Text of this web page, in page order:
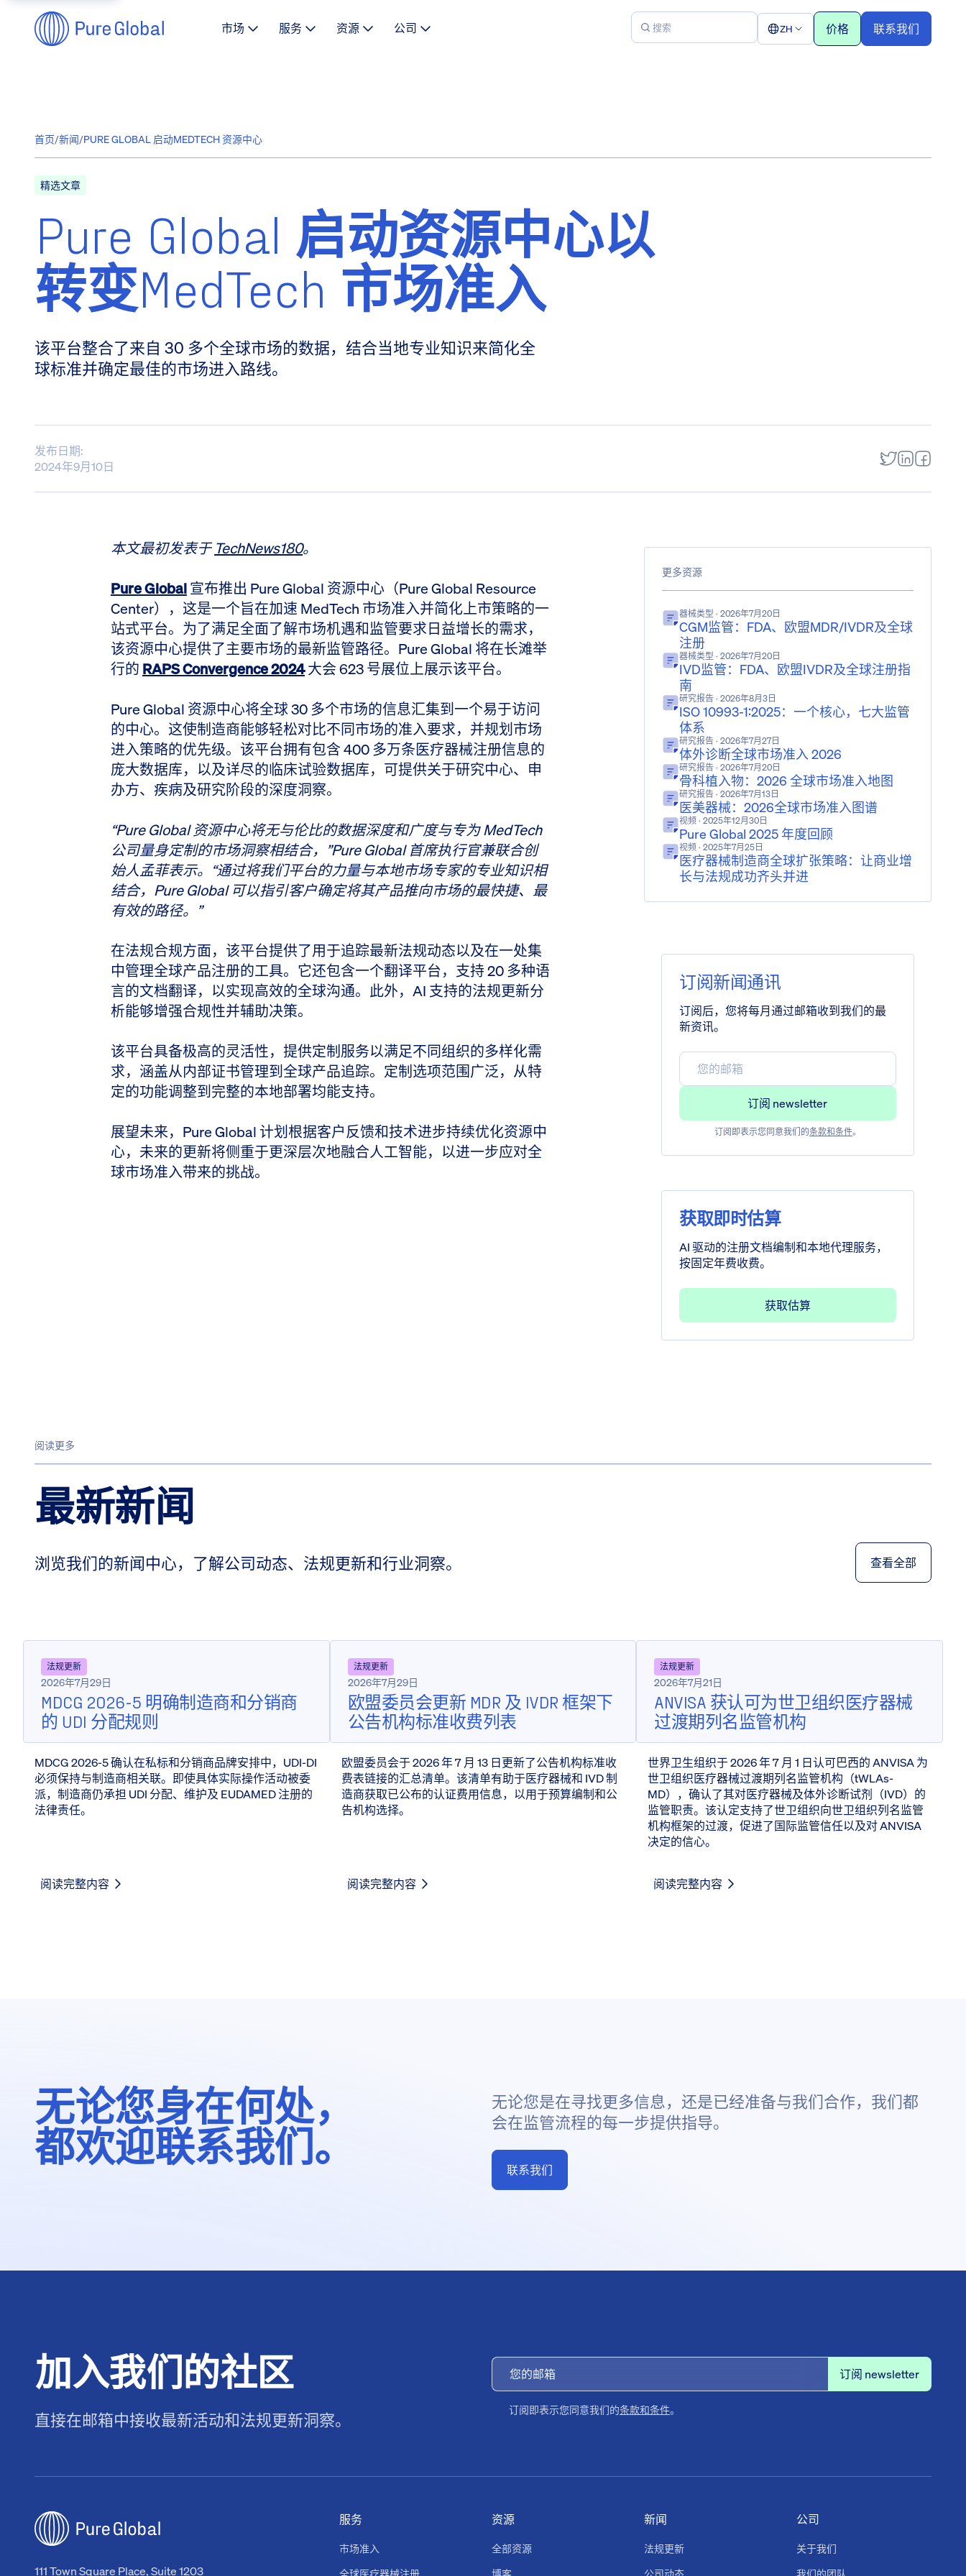
市场 服务 资源 公司 ZH 价格 联系我们
首页/新闻/PURE GLOBAL 启动MEDTECH 资源中心
精选文章
Pure Global 启动资源中心以
转变MedTech 市场准入
该平台整合了来自 30 多个全球市场的数据，结合当地专业知识来简化全
球标准并确定最佳的市场进入路线。
发布日期:
2024年9月10日
本文最初发表于 TechNews180。
Pure Global宣布推出 Pure Global 资源中心（Pure Global Resource
Center），这是一个旨在加速 MedTech 市场准入并简化上市策略的一
站式平台。为了满足全面了解市场机遇和监管要求日益增长的需求，
该资源中心提供了主要市场的最新监管路径。Pure Global 将在长滩举
行的 RAPS Convergence 2024大会 623 号展位上展示该平台。
Pure Global 资源中心将全球 30 多个市场的信息汇集到一个易于访问
的中心。这使制造商能够轻松对比不同市场的准入要求，并规划市场
进入策略的优先级。该平台拥有包含 400 多万条医疗器械注册信息的
庞大数据库，以及详尽的临床试验数据库，可提供关于研究中心、申
办方、疾病及研究阶段的深度洞察。
“Pure Global 资源中心将无与伦比的数据深度和广度与专为 MedTech
公司量身定制的市场洞察相结合，”Pure Global 首席执行官兼联合创
始人孟菲表示。 “通过将我们平台的力量与本地市场专家的专业知识相
结合，Pure Global 可以指引客户确定将其产品推向市场的最快捷、最
有效的路径。”
在法规合规方面，该平台提供了用于追踪最新法规动态以及在一处集
中管理全球产品注册的工具。它还包含一个翻译平台，支持 20 多种语
言的文档翻译，以实现高效的全球沟通。此外，AI 支持的法规更新分
析能够增强合规性并辅助决策。
该平台具备极高的灵活性，提供定制服务以满足不同组织的多样化需
求，涵盖从内部证书管理到全球产品追踪。定制选项范围广泛，从特
定的功能调整到完整的本地部署均能支持。
展望未来，Pure Global 计划根据客户反馈和技术进步持续优化资源中
心，未来的更新将侧重于更深层次地融合人工智能，以进一步应对全
球市场准入带来的挑战。
更多资源
器械类型 · 2026年7月20日
CGM监管：FDA、欧盟MDR/IVDR及全球
注册
器械类型 · 2026年7月20日
IVD监管：FDA、欧盟IVDR及全球注册指
南
研究报告 · 2026年8月3日
ISO 10993-1:2025：一个核心，七大监管
体系
研究报告 · 2026年7月27日
体外诊断全球市场准入 2026
研究报告 · 2026年7月20日
骨科植入物：2026 全球市场准入地图
研究报告 · 2026年7月13日
医美器械：2026全球市场准入图谱
视频 · 2025年12月30日
Pure Global 2025 年度回顾
视频 · 2025年7月25日
医疗器械制造商全球扩张策略：让商业增
长与法规成功齐头并进
订阅新闻通讯
订阅后，您将每月通过邮箱收到我们的最
新资讯。
订阅即表示您同意我们的条款和条件。
获取即时估算
AI 驱动的注册文档编制和本地代理服务，
按固定年费收费。
获取估算
阅读更多
最新新闻
浏览我们的新闻中心，了解公司动态、法规更新和行业洞察。 查看全部
法规更新
2026年7月29日
MDCG 2026-5 明确制造商和分销商
的 UDI 分配规则
MDCG 2026-5 确认在私标和分销商品牌安排中，UDI-DI
必须保持与制造商相关联。即使具体实际操作活动被委
派，制造商仍承担 UDI 分配、维护及 EUDAMED 注册的
法律责任。
阅读完整内容
法规更新
2026年7月29日
欧盟委员会更新 MDR 及 IVDR 框架下
公告机构标准收费列表
欧盟委员会于 2026 年 7 月 13 日更新了公告机构标准收
费表链接的汇总清单。该清单有助于医疗器械和 IVD 制
造商获取已公布的认证费用信息，以用于预算编制和公
告机构选择。
阅读完整内容
法规更新
2026年7月21日
ANVISA 获认可为世卫组织医疗器械
过渡期列名监管机构
世界卫生组织于 2026 年 7 月 1 日认可巴西的 ANVISA 为
世卫组织医疗器械过渡期列名监管机构（tWLAs-
MD），确认了其对医疗器械及体外诊断试剂（IVD）的
监管职责。该认定支持了世卫组织向世卫组织列名监管
机构框架的过渡，促进了国际监管信任以及对 ANVISA
决定的信心。
阅读完整内容
无论您身在何处，
都欢迎联系我们。
无论您是在寻找更多信息，还是已经准备与我们合作，我们都
会在监管流程的每一步提供指导。
联系我们
加入我们的社区
直接在邮箱中接收最新活动和法规更新洞察。 订阅即表示您同意我们的条款和条件。
111 Town Square Place, Suite 1203
新闻
法规更新
服务
市场准入
资源
全部资源
公司
关于我们